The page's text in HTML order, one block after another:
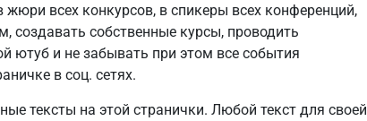
жюри всех конкурсов, в спикеры всех конференций,
создавать собственные курсы, проводить
ютуб и не забывать при этом все события
в соц. сетях.
тексты на этой странички. Любой текст для своей